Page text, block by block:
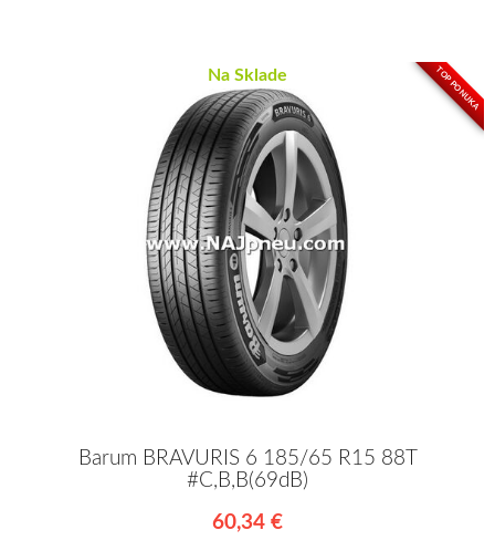
TOP PONUKA
Na Sklade
Barum BRAVURIS 6 185/65 R15 88T
#C,B,B(69dB)
60,34 €